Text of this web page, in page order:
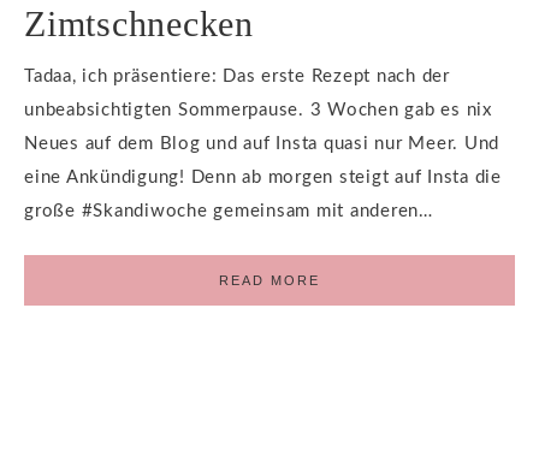
Zimtschnecken
Tadaa, ich präsentiere: Das erste Rezept nach der
unbeabsichtigten Sommerpause. 3 Wochen gab es nix
Neues auf dem Blog und auf Insta quasi nur Meer. Und
eine Ankündigung! Denn ab morgen steigt auf Insta die
große #Skandiwoche gemeinsam mit anderen…
READ MORE